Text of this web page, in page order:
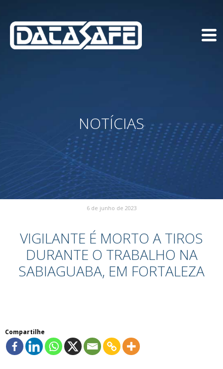
NOTÍCIAS
6 de junho de 2023
VIGILANTE É MORTO A TIROS
DURANTE O TRABALHO NA
SABIAGUABA, EM FORTALEZA
Compartilhe